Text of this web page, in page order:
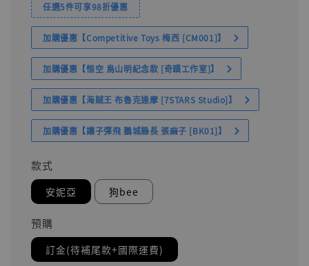
任選5件可享98折優惠
加購優惠【Competitive Toys 梅西 [CM001]】
加購優惠【悟空 鳥山明紀念款 [奇蹟工作室]】
加購優惠【海賊王 布魯克達摩 [7STARS Studio]】
加購優惠【讓子彈飛 鵝城縣長 張麻子 [BK01]】
款式
安妮亞 狗bee
預購
訂金(待補尾款+國際運費)